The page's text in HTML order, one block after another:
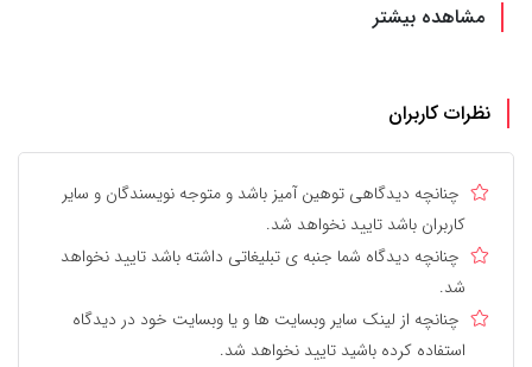
مشاهده بیشتر
نظرات کاربران
چنانچه دیدگاهی توهین آمیز باشد و متوجه نویسندگان و سایر
کاربران باشد تایید نخواهد شد.
چنانچه دیدگاه شما جنبه ی تبلیغاتی داشته باشد تایید نخواهد
شد.
چنانچه از لینک سایر وبسایت ها و یا وبسایت خود در دیدگاه
استفاده کرده باشید تایید نخواهد شد.